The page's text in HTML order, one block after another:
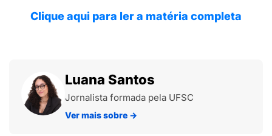
Clique aqui para ler a matéria completa
Luana Santos
Jornalista formada pela UFSC
Ver mais sobre →